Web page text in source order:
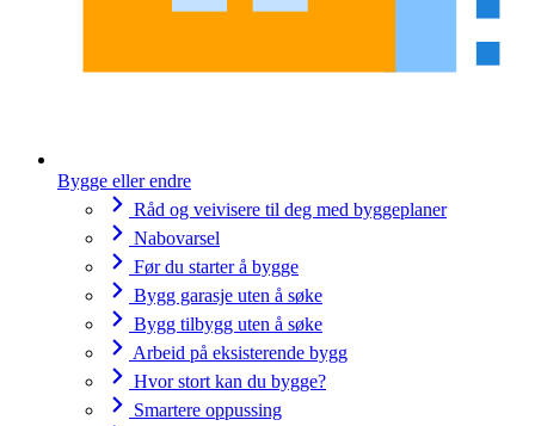
Bygge eller endre
Råd og veivisere til deg med byggeplaner
Nabovarsel
Før du starter å bygge
Bygg garasje uten å søke
Bygg tilbygg uten å søke
Arbeid på eksisterende bygg
Hvor stort kan du bygge?
Smartere oppussing